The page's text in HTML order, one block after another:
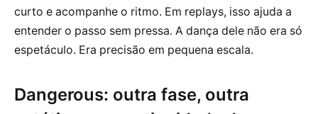
curto e acompanhe o ritmo. Em replays, isso ajuda a
entender o passo sem pressa. A dança dele não era só
espetáculo. Era precisão em pequena escala.
Dangerous: outra fase, outra